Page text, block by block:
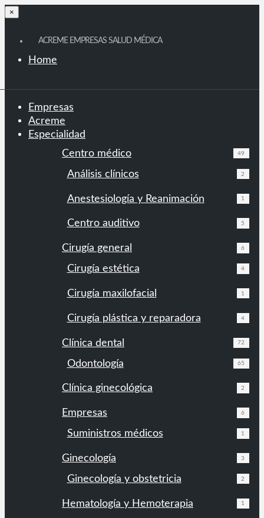
×
ACREME EMPRESAS SALUD MÉDICA
Home
Empresas
Acreme
Especialidad
Centro médico
49
Análisis clínicos 2
Anestesiología y Reanimación 1
Centro auditivo 5
Cirugía general 6
Cirugía estética 4
Cirugía maxilofacial 1
Cirugía plástica y reparadora 4
Clínica dental 72
Odontología 65
Clínica ginecológica 2
Empresas 6
Suministros médicos 1
Ginecología 3
Ginecología y obstetricia 2
Hematología y Hemoterapia 1